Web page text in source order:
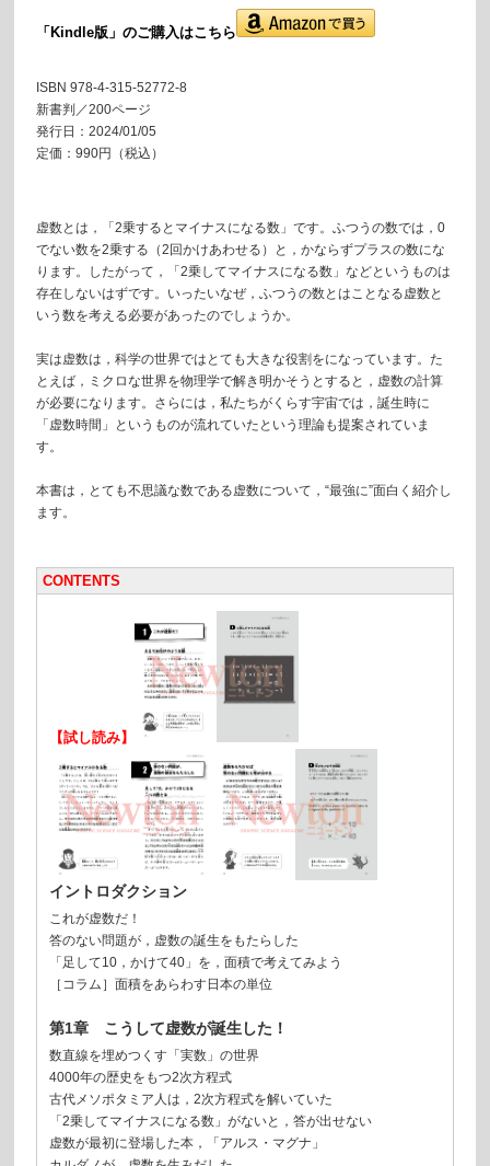
「Kindle版」のご購入はこちら
ISBN 978-4-315-52772-8
新書判／200ページ
発行日：2024/01/05
定価：990円（税込）
虚数とは，「2乗するとマイナスになる数」です。ふつうの数では，0
でない数を2乗する（2回かけあわせる）と，かならずプラスの数にな
ります。したがって，「2乗してマイナスになる数」などというものは
存在しないはずです。いったいなぜ，ふつうの数とはことなる虚数と
いう数を考える必要があったのでしょうか。
実は虚数は，科学の世界ではとても大きな役割をになっています。た
とえば，ミクロな世界を物理学で解き明かそうとすると，虚数の計算
が必要になります。さらには，私たちがくらす宇宙では，誕生時に
「虚数時間」というものが流れていたという理論も提案されていま
す。
本書は，とても不思議な数である虚数について，“最強に”面白く紹介し
ます。
CONTENTS
【試し読み】
イントロダクション
これが虚数だ！
答のない問題が，虚数の誕生をもたらした
「足して10，かけて40」を，面積で考えてみよう
［コラム］面積をあらわす日本の単位
第1章 こうして虚数が誕生した！
数直線を埋めつくす「実数」の世界
4000年の歴史をもつ2次方程式
古代メソポタミア人は，2次方程式を解いていた
「2乗してマイナスになる数」がないと，答が出せない
虚数が最初に登場した本，「アルス・マグナ」